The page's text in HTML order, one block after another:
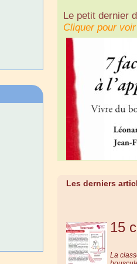
Une
Cliquer pour voir
Cliquer pour voir
Le petit dernier
Cliquer pour voir
12,50 €
Les derniers
15
La